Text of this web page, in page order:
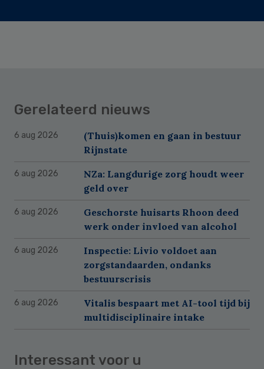
Gerelateerd nieuws
6 aug 2026
(Thuis)komen en gaan in bestuur
Rijnstate
6 aug 2026
NZa: Langdurige zorg houdt weer
geld over
6 aug 2026
Geschorste huisarts Rhoon deed
werk onder invloed van alcohol
6 aug 2026
Inspectie: Livio voldoet aan
zorgstandaarden, ondanks
bestuurscrisis
6 aug 2026
Vitalis bespaart met AI-tool tijd bij
multidisciplinaire intake
Interessant voor u